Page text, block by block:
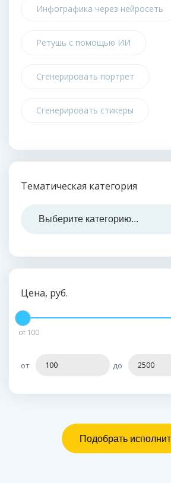
Инфографика через нейросеть
Ретушь с помощью ИИ
Сгенерировать портрет
Сгенерировать стикеры
Тематическая категория
Цена, руб.
от 100
от до